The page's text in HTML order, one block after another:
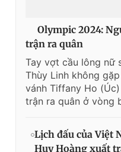
Olympic 2024:
trận ra quân
Tay vợt cầu lông nữ
Thùy Linh không
vánh Tiffany Ho
trận ra quân ở vòng
Lịch đấu của Việt
Huy Hoàng xuất